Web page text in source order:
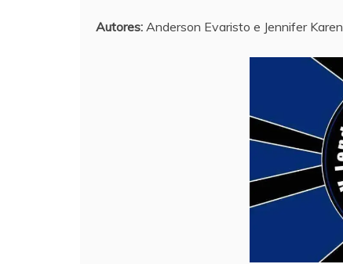
Autores: Anderson Evaristo e Jennifer Karen